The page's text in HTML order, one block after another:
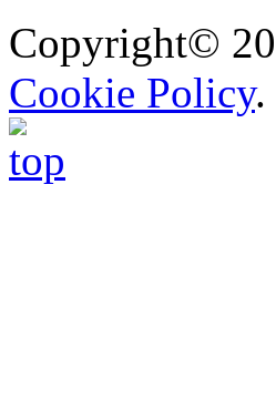
Copyright©
Cookie Policy.